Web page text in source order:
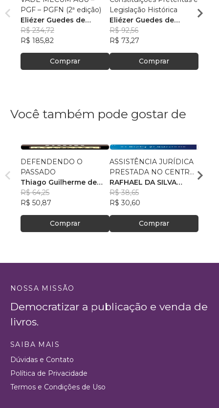
PGF – PGFN (2ª edição)
Eliézer Guedes de
Oliveira Junior
R$ 234,72
R$ 185,82
Comprar
Legislação Histórica
Eliézer Guedes de
Oliveira Junior
R$ 92,56
R$ 73,27
Comprar
Militar
Você também pode gostar de
DEFENDENDO O
PASSADO
Thiago Guilherme de
Souza
R$ 64,25
R$ 50,87
Comprar
ASSISTÊNCIA JURÍDICA
PRESTADA NO CENTRO
DE REFERÊNCIA
ESPECIALIZADO DE
ASSISTÊNCIA SOCIAL–
CREAS
RAFHAEL DA SILVA
PETRÔNIO
R$ 38,65
R$ 30,60
Comprar
AS
NOSSA MISSÃO
Democratizar a publicação e venda de
livros.
SAIBA MAIS
Dúvidas e Contato
Política de Privacidade
Termos e Condições de Uso